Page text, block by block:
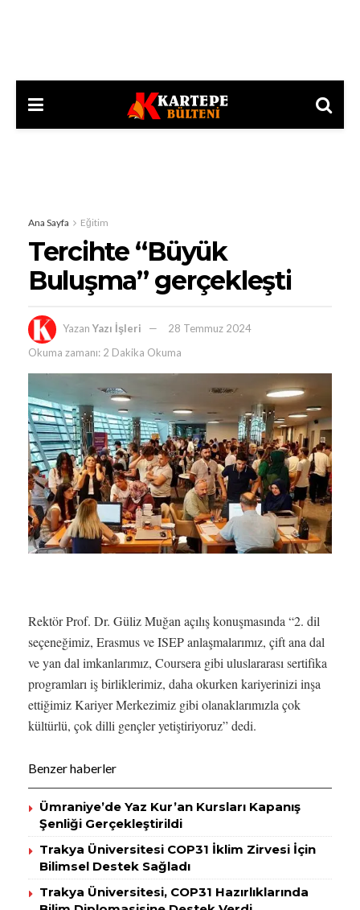
Ana Sayfa Eğitim
Tercihte “Büyük
Buluşma” gerçekleşti
Yazan Yazı İşleri
28 Temmuz 2024
Okuma zamanı: 2 Dakika Okuma
Rektör Prof. Dr. Güliz Muğan açılış konuşmasında “2. dil
seçeneğimiz, Erasmus ve ISEP anlaşmalarımız, çift ana dal
ve yan dal imkanlarımız, Coursera gibi uluslararası sertifika
programları iş birliklerimiz, daha okurken kariyerinizi inşa
ettiğimiz Kariyer Merkezimiz gibi olanaklarımızla çok
kültürlü, çok dilli gençler yetiştiriyoruz” dedi.
Benzer haberler
Ümraniye’de Yaz Kur’an Kursları Kapanış
Şenliği Gerçekleştirildi
Trakya Üniversitesi COP31 İklim Zirvesi İçin
Bilimsel Destek Sağladı
Trakya Üniversitesi, COP31 Hazırlıklarında